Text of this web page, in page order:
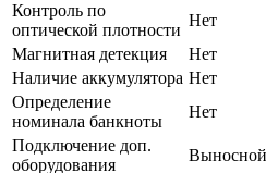
Контроль по
оптической плотности
Нет
Магнитная детекция
Нет
Наличие аккумулятора Нет
Определение
номинала банкноты
Нет
Подключение доп.
оборудования